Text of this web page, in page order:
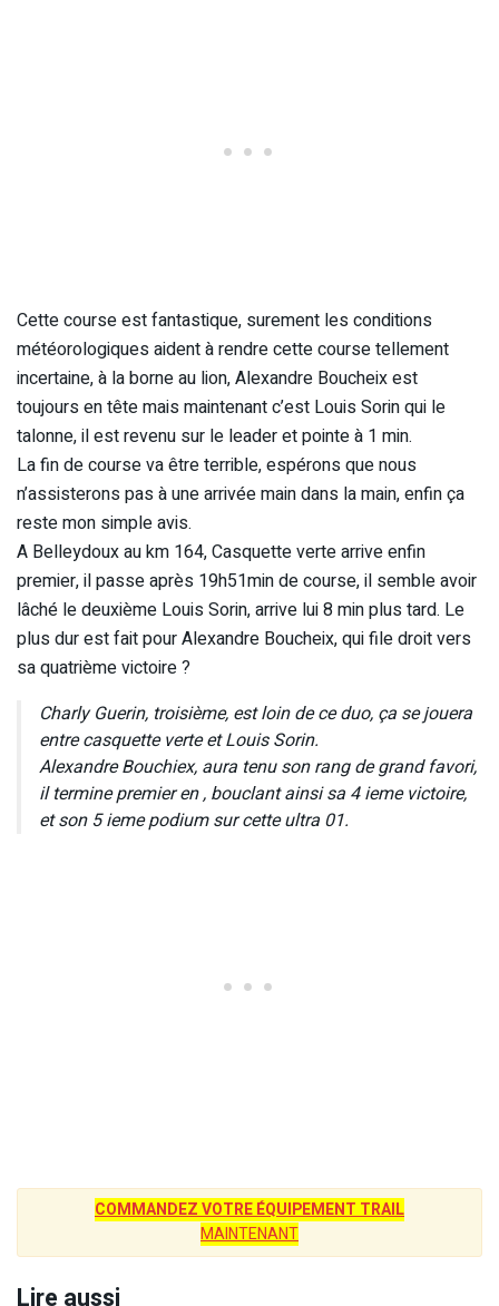
Cette course est fantastique, surement les conditions
météorologiques aident à rendre cette course tellement
incertaine, à la borne au lion, Alexandre Boucheix est
toujours en tête mais maintenant c’est Louis Sorin qui le
talonne, il est revenu sur le leader et pointe à 1 min.
La fin de course va être terrible, espérons que nous
n’assisterons pas à une arrivée main dans la main, enfin ça
reste mon simple avis.
A Belleydoux au km 164, Casquette verte arrive enfin
premier, il passe après 19h51min de course, il semble avoir
lâché le deuxième Louis Sorin, arrive lui 8 min plus tard. Le
plus dur est fait pour Alexandre Boucheix, qui file droit vers
sa quatrième victoire ?
Charly Guerin, troisième, est loin de ce duo, ça se jouera
entre casquette verte et Louis Sorin.
Alexandre Bouchiex, aura tenu son rang de grand favori,
il termine premier en , bouclant ainsi sa 4 ieme victoire,
et son 5 ieme podium sur cette ultra 01.
COMMANDEZ VOTRE ÉQUIPEMENT TRAIL
MAINTENANT
Lire aussi